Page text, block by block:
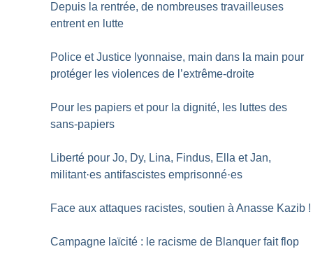
Depuis la rentrée, de nombreuses travailleuses
entrent en lutte
Police et Justice lyonnaise, main dans la main pour
protéger les violences de l’extrême-droite
Pour les papiers et pour la dignité, les luttes des
sans-papiers
Liberté pour Jo, Dy, Lina, Findus, Ella et Jan,
militant·es antifascistes emprisonné·es
Face aux attaques racistes, soutien à Anasse Kazib !
Campagne laïcité : le racisme de Blanquer fait flop